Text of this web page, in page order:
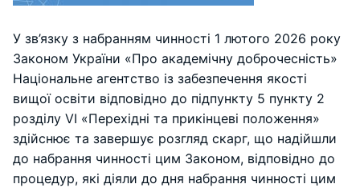
У зв’язку з набранням чинності 1 лютого 2026 року
Законом України «Про академічну доброчесність»
Національне агентство із забезпечення якості
вищої освіти відповідно до підпункту 5 пункту 2
розділу VI «Перехідні та прикінцеві положення»
здійснює та завершує розгляд скарг, що надійшли
до набрання чинності цим Законом, відповідно до
процедур, які діяли до дня набрання чинності цим